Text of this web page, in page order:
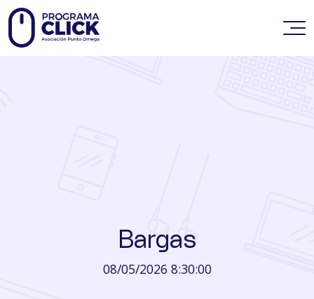
Bargas
08/05/2026 8:30:00